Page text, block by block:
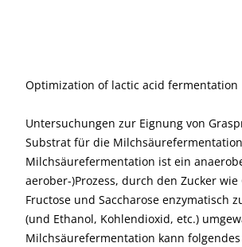
Optimization of lactic acid fermentation
Untersuchungen zur Eignung von
Substrat für die Milchsäurefermentation
Milchsäurefermentation ist ein
aerober-)Prozess, durch den Zucker wie
Fructose und Saccharose enzymatisch
(und Ethanol, Kohlendioxid, etc.)
Milchsäurefermentation kann folgendes